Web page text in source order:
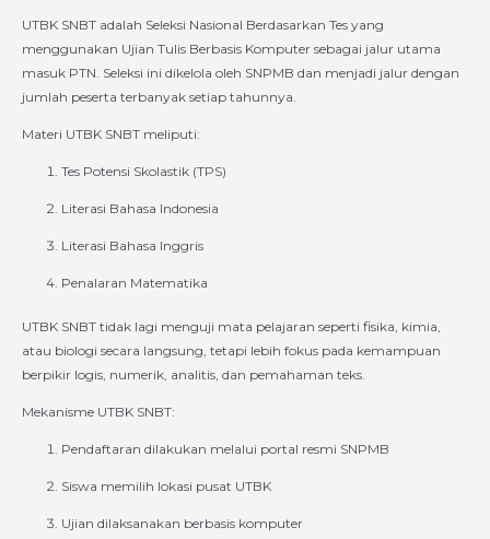
UTBK SNBT adalah Seleksi Nasional Berdasarkan Tes yang
menggunakan Ujian Tulis Berbasis Komputer sebagai jalur utama
masuk PTN. Seleksi ini dikelola oleh SNPMB dan menjadi jalur dengan
jumlah peserta terbanyak setiap tahunnya.
Materi UTBK SNBT meliputi:
Tes Potensi Skolastik (TPS)
Literasi Bahasa Indonesia
Literasi Bahasa Inggris
Penalaran Matematika
UTBK SNBT tidak lagi menguji mata pelajaran seperti fisika, kimia,
atau biologi secara langsung, tetapi lebih fokus pada kemampuan
berpikir logis, numerik, analitis, dan pemahaman teks.
Mekanisme UTBK SNBT:
Pendaftaran dilakukan melalui portal resmi SNPMB
Siswa memilih lokasi pusat UTBK
Ujian dilaksanakan berbasis komputer